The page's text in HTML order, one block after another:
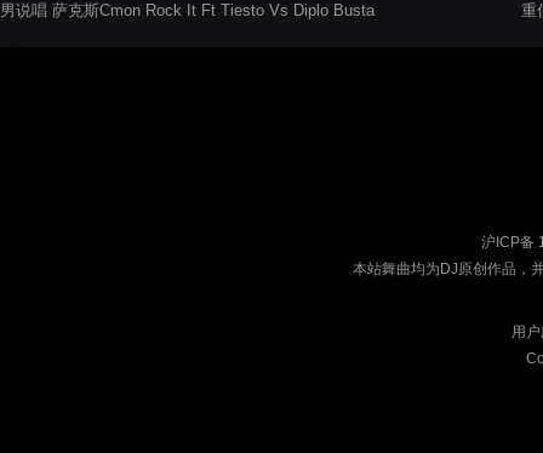
男说唱 萨克斯Cmon Rock It Ft Tiesto Vs Diplo Busta 重
沪ICP备
本站舞曲均为DJ原创作品，
用